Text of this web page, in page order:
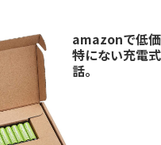
amazonで低
特にない充電
話。